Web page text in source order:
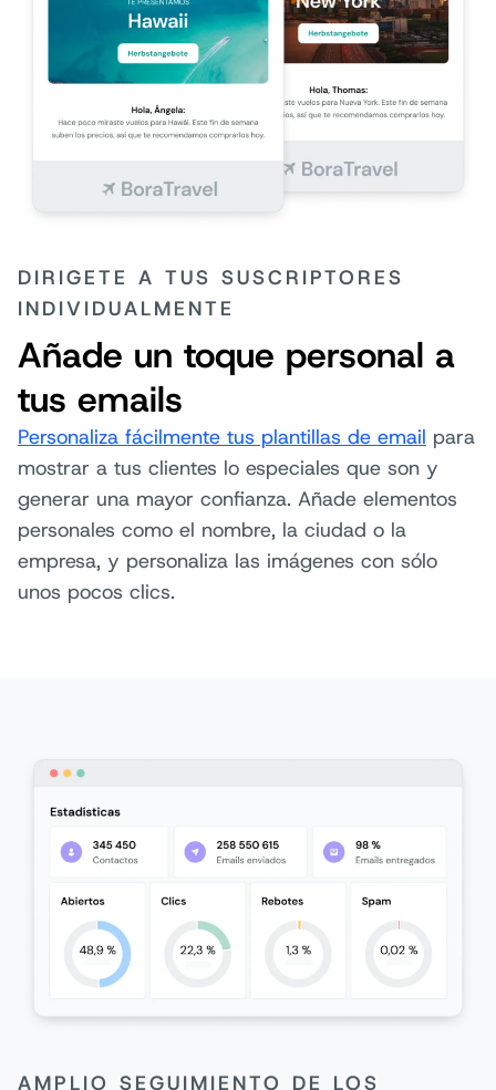
DIRIGETE A TUS SUSCRIPTORES
INDIVIDUALMENTE
Añade un toque personal a
tus emails
Personaliza fácilmente tus plantillas de email para
mostrar a tus clientes lo especiales que son y
generar una mayor confianza. Añade elementos
personales como el nombre, la ciudad o la
empresa, y personaliza las imágenes con sólo
unos pocos clics.
AMPLIO SEGUIMIENTO DE LOS